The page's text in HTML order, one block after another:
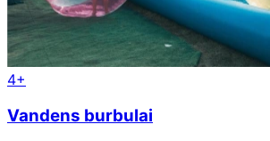
4+
Vandens burbulai